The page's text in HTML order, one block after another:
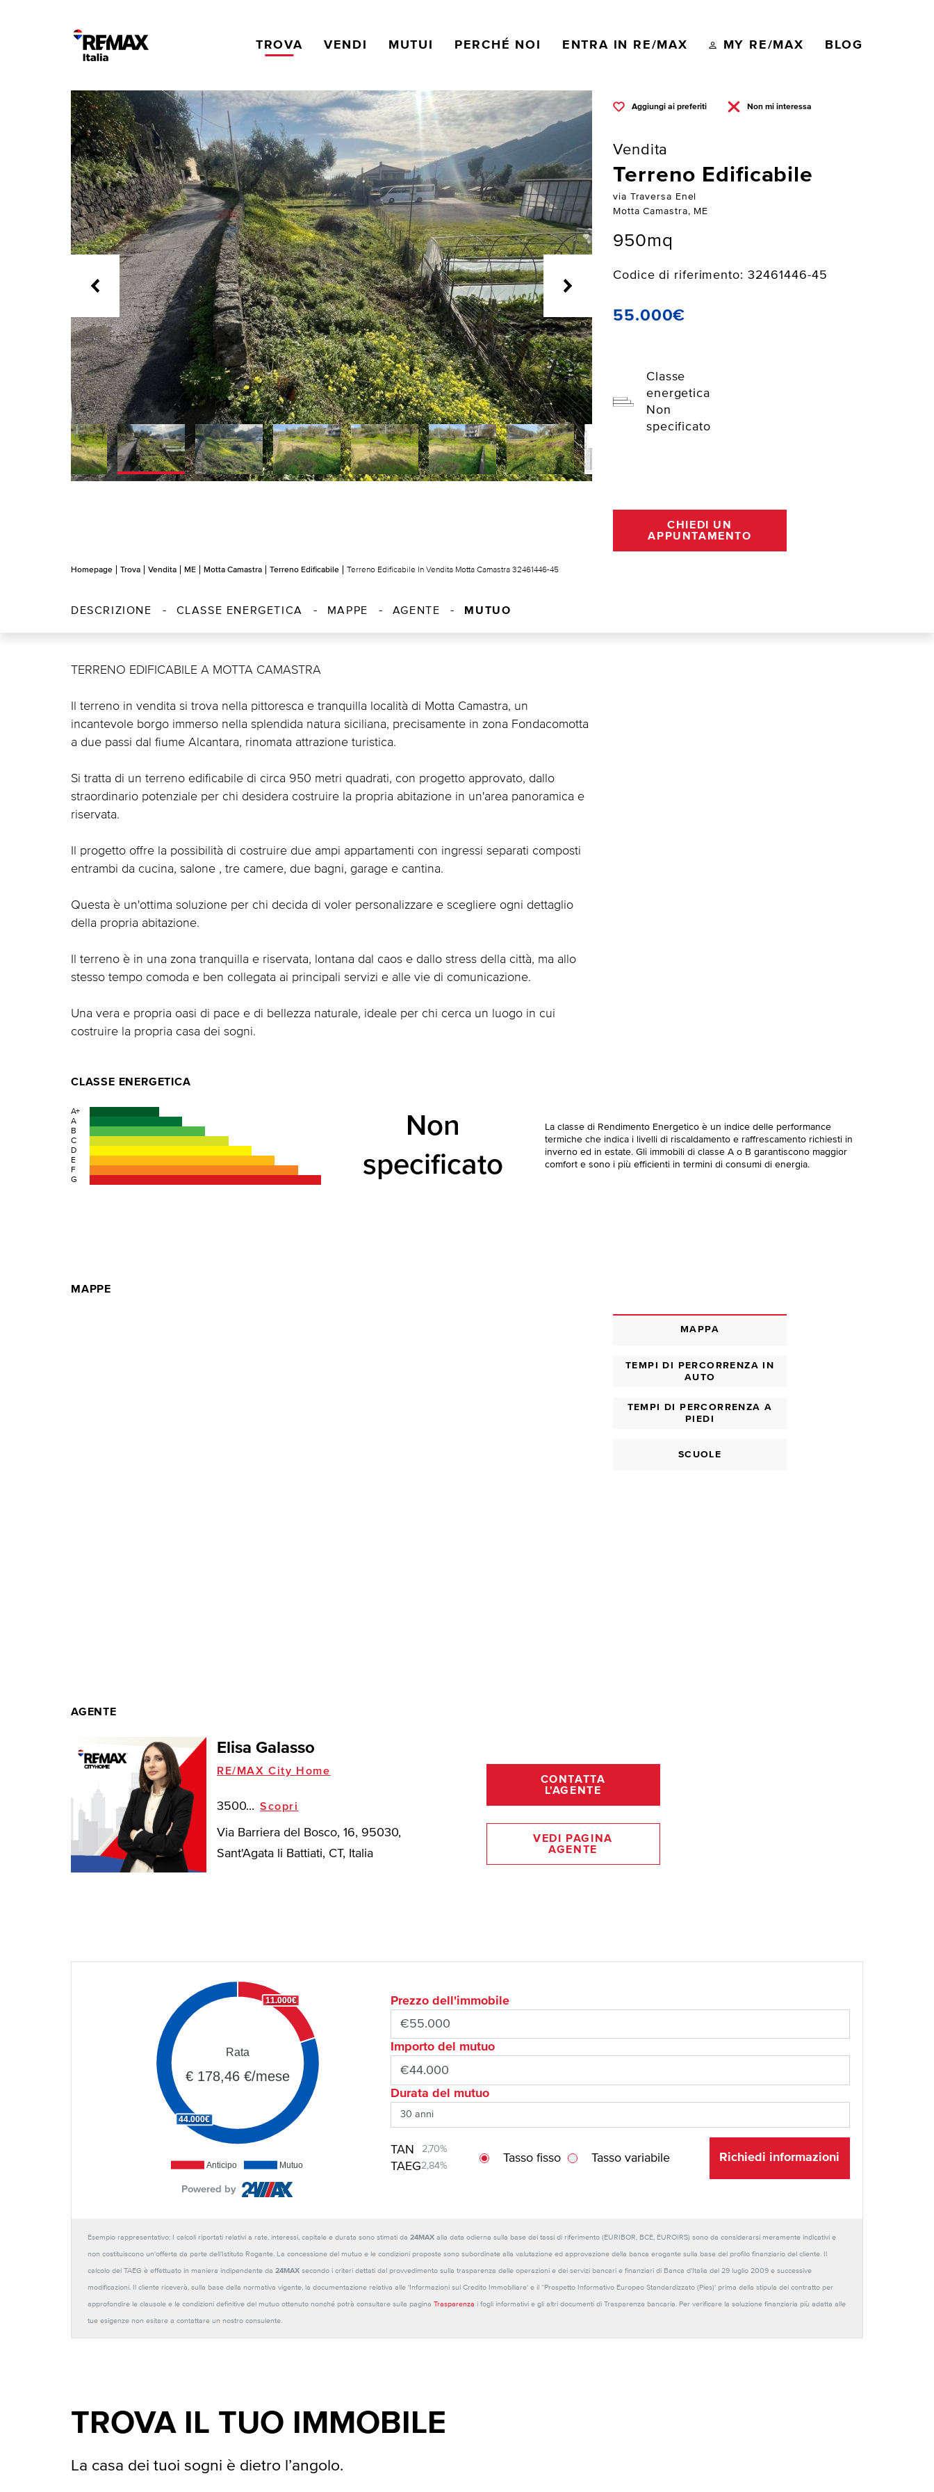
TROVA VENDI MUTUI PERCHÉ NOI ENTRA IN RE/MAX MY RE/MAX BLOG
Aggiungi ai preferiti Non mi interessa
Vendita
Terreno Edificabile
via Traversa Enel
Motta Camastra, ME
950mq
Codice di riferimento: 32461446-45
55.000€
Classe
energetica
Non
specificato
CHIEDI UN
APPUNTAMENTO
Homepage Trova Vendita ME Motta Camastra Terreno Edificabile Terreno Edificabile In Vendita Motta Camastra 32461446-45
DESCRIZIONE CLASSE ENERGETICA MAPPE AGENTE MUTUO
TERRENO EDIFICABILE A MOTTA CAMASTRA
Il terreno in vendita si trova nella pittoresca e tranquilla località di Motta Camastra, un
incantevole borgo immerso nella splendida natura siciliana, precisamente in zona Fondacomotta
a due passi dal fiume Alcantara, rinomata attrazione turistica.
Si tratta di un terreno edificabile di circa 950 metri quadrati, con progetto approvato, dallo
straordinario potenziale per chi desidera costruire la propria abitazione in un'area panoramica e
riservata.
Il progetto offre la possibilità di costruire due ampi appartamenti con ingressi separati composti
entrambi da cucina, salone , tre camere, due bagni, garage e cantina.
Questa è un'ottima soluzione per chi decida di voler personalizzare e scegliere ogni dettaglio
della propria abitazione.
Il terreno è in una zona tranquilla e riservata, lontana dal caos e dallo stress della città, ma allo
stesso tempo comoda e ben collegata ai principali servizi e alle vie di comunicazione.
Una vera e propria oasi di pace e di bellezza naturale, ideale per chi cerca un luogo in cui
costruire la propria casa dei sogni.
CLASSE ENERGETICA
A+
A
B
C
D
E
F
G
Non
specificato
La classe di Rendimento Energetico è un indice delle performance
termiche che indica i livelli di riscaldamento e raffrescamento richiesti in
inverno ed in estate. Gli immobili di classe A o B garantiscono maggior
comfort e sono i più efficienti in termini di consumi di energia.
MAPPE
MAPPA
TEMPI DI PERCORRENZA IN
AUTO
TEMPI DI PERCORRENZA A
PIEDI
SCUOLE
AGENTE
Elisa Galasso
RE/MAX City Home
3500... Scopri
Via Barriera del Bosco, 16, 95030,
Sant'Agata li Battiati, CT, Italia
CONTATTA
L'AGENTE
VEDI PAGINA
AGENTE
Anticipo Mutuo
11.000€
44.000€
Rata
€ 178,46 €/mese
Powered by
Prezzo dell'immobile
Importo del mutuo
Durata del mutuo
TAN 2,70%
TAEG2,84%
Tasso fisso Tasso variabile Richiedi informazioni
Esempio rappresentativo: I calcoli riportati relativi a rate, interessi, capitale e durata sono stimati da 24MAXalla data odierna sulla base dei tassi di riferimento (EURIBOR, BCE, EUROIRS) sono da considerarsi meramente indicativi e
non costituiscono un'offerta da parte dell'Istituto Rogante. La concessione del mutuo e le condizioni proposte sono subordinate alla valutazione ed approvazione della banca erogante sulla base del profilo finanziario del cliente. Il
calcolo del TAEG è effettuato in maniera indipendente da 24MAXsecondo i criteri dettati dal provvedimento sulla trasparenza delle operazioni e dei servizi bancari e finanziari di Banca d'Italia del 29 luglio 2009 e successive
modificazioni. Il cliente riceverà, sulla base della normativa vigente, la documentazione relativa alle 'Informazioni sul Credito Immobiliare' e il “Prospetto Informativo Europeo Standardizzato (Pies)' prima della stipula del contratto per
approfondire le clausole e le condizioni definitive del mutuo ottenuto nonché potrà consultare sulla pagina Trasparenza i fogli informativi e gli altri documenti di Trasparenza bancaria. Per verificare la soluzione finanziaria più adatta alle
tue esigenze non esitare a contattare un nostro consulente.
TROVA IL TUO IMMOBILE
La casa dei tuoi sogni è dietro l’angolo.